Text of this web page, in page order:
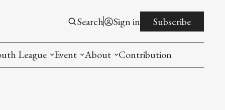
Search Sign in Subscribe
League
Event About
Contribution